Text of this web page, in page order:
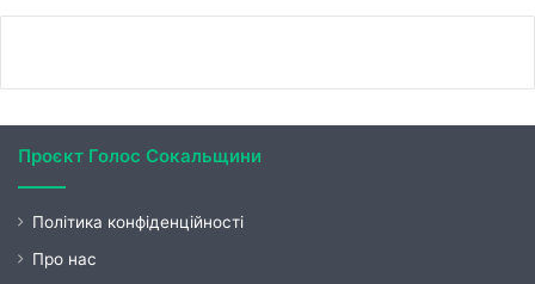
Проєкт Голос Сокальщини
Політика конфіденційності
Про нас